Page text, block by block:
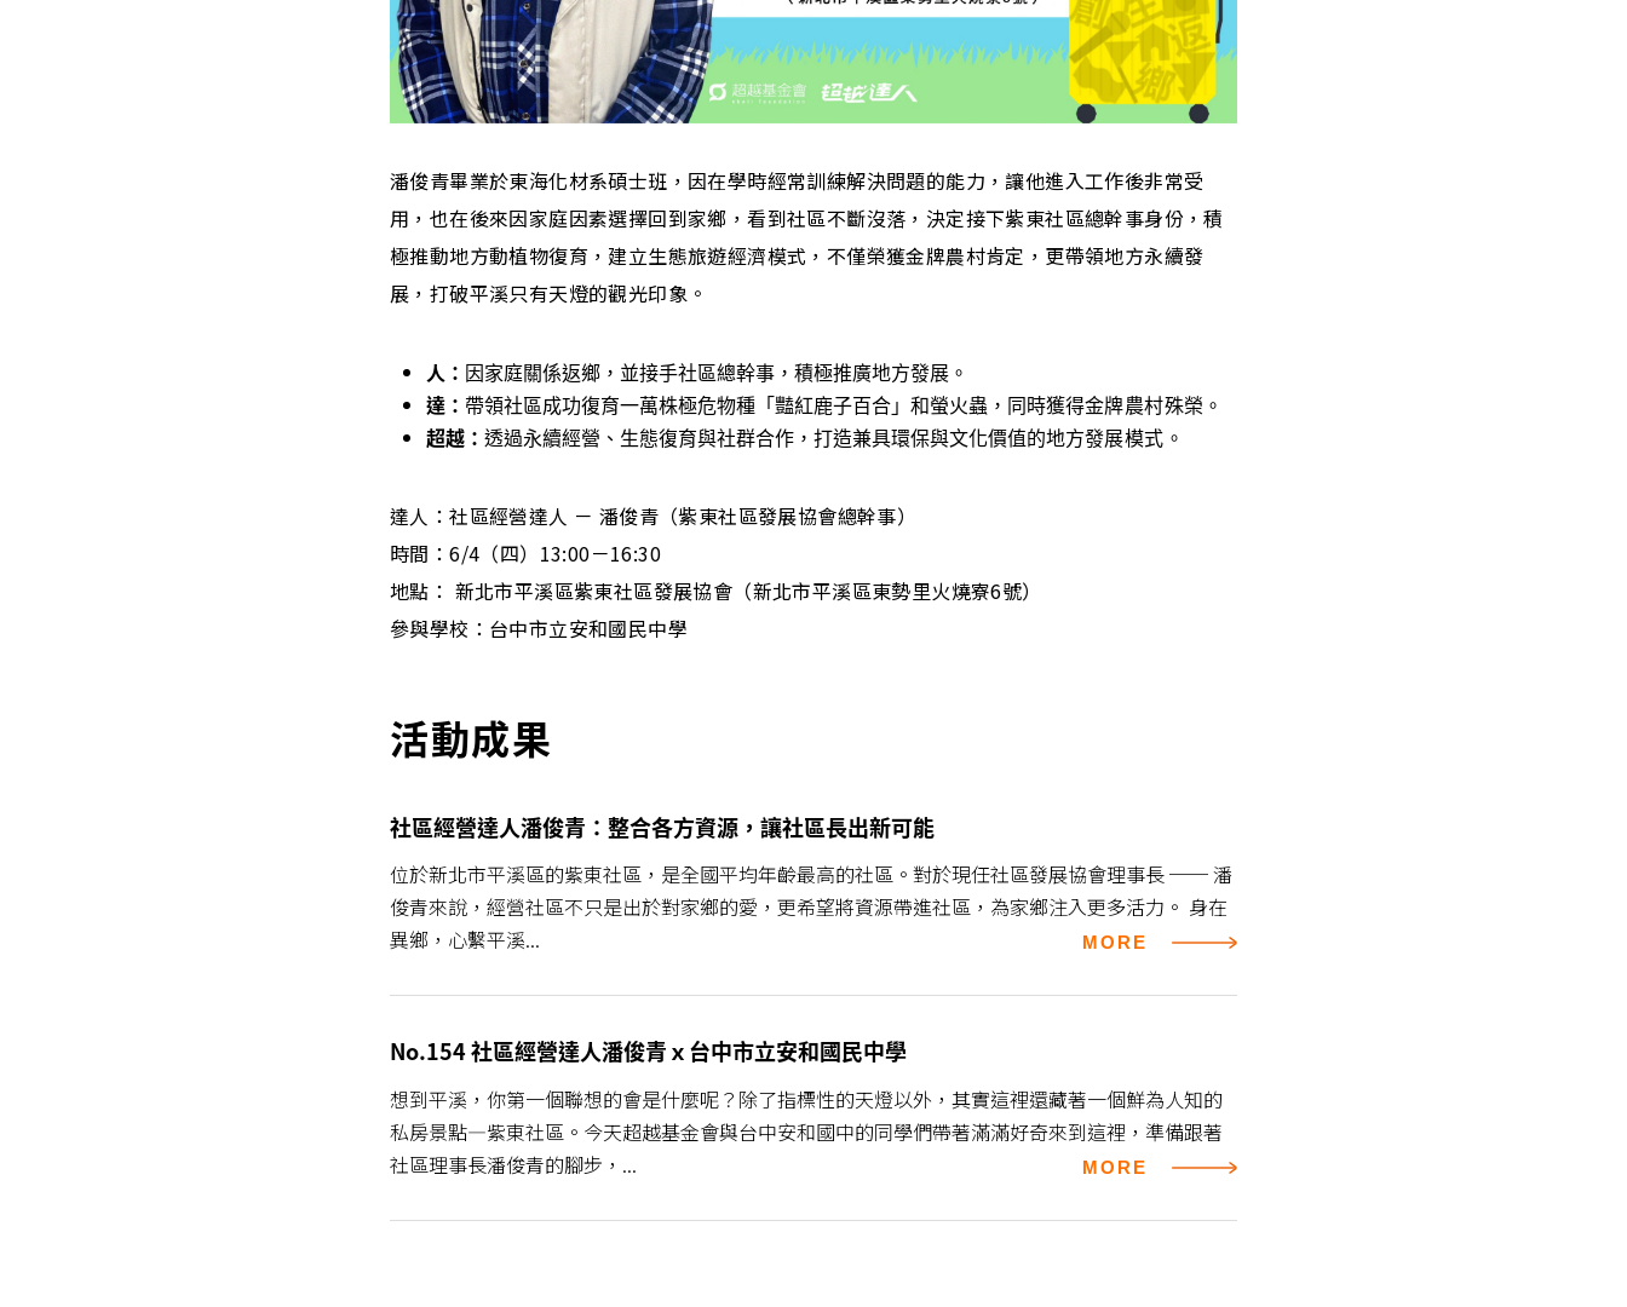
潘俊青畢業於東海化材系碩士班，因在學時經常訓練解決問題的能力，讓他進入工作後非常受
用，也在後來因家庭因素選擇回到家鄉，看到社區不斷沒落，決定接下紫東社區總幹事身份，積
極推動地方動植物復育，建立生態旅遊經濟模式，不僅榮獲金牌農村肯定，更帶領地方永續發
展，打破平溪只有天燈的觀光印象。
人： 因家庭關係返鄉，並接手社區總幹事，積極推廣地方發展。
達： 帶領社區成功復育一萬株極危物種「豔紅鹿子百合」和螢火蟲，同時獲得金牌農村殊榮。
超越： 透過永續經營、生態復育與社群合作，打造兼具環保與文化價值的地方發展模式。
達人：社區經營達人 － 潘俊青（紫東社區發展協會總幹事）
時間：6/4（四）13:00－16:30
地點： 新北市平溪區紫東社區發展協會（新北市平溪區東勢里火燒寮6號）
參與學校：台中市立安和國民中學
活動成果
社區經營達人潘俊青：整合各方資源，讓社區長出新可能
位於新北市平溪區的紫東社區，是全國平均年齡最高的社區。對於現任社區發展協會理事長 ── 潘
俊青來說，經營社區不只是出於對家鄉的愛，更希望將資源帶進社區，為家鄉注入更多活力。 身在
異鄉，心繫平溪...
MORE
No.154 社區經營達人潘俊青ｘ台中市立安和國民中學
想到平溪，你第一個聯想的會是什麼呢？除了指標性的天燈以外，其實這裡還藏著一個鮮為人知的
私房景點—紫東社區。今天超越基金會與台中安和國中的同學們帶著滿滿好奇來到這裡，準備跟著
社區理事長潘俊青的腳步，...
MORE